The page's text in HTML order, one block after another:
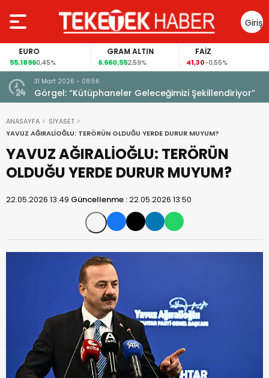
Giriş
Yap
EURO
55,18960,45%
GRAM ALTIN
6.660,552,59%
FAİZ
41,30-0,55%
31 Mart 2026 - 08:56
Görgel: “Kütüphaneler Geleceğimizi Şekillendiriyor”
ANASAYFA
SİYASET
YAVUZ AĞIRALİOĞLU: TERÖRÜN OLDUĞU YERDE DURUR MUYUM?
YAVUZ AĞIRALİOĞLU: TERÖRÜN
OLDUĞU YERDE DURUR MUYUM?
22.05.2026 13:49 Güncellenme :22.05.2026 13:50